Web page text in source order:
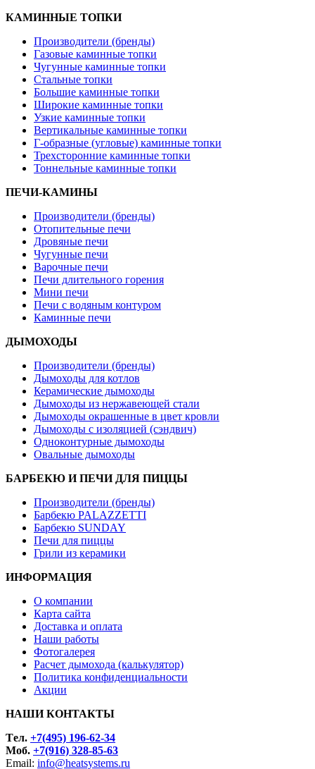
КАМИННЫЕ ТОПКИ
Производители (бренды)
Газовые каминные топки
Чугунные каминные топки
Стальные топки
Большие каминные топки
Широкие каминные топки
Узкие каминные топки
Вертикальные каминные топки
Г-образные (угловые) каминные топки
Трехсторонние каминные топки
Тоннельные каминные топки
ПЕЧИ-КАМИНЫ
Производители (бренды)
Отопительные печи
Дровяные печи
Чугунные печи
Варочные печи
Печи длительного горения
Мини печи
Печи с водяным контуром
Каминные печи
ДЫМОХОДЫ
Производители (бренды)
Дымоходы для котлов
Керамические дымоходы
Дымоходы из нержавеющей стали
Дымоходы окрашенные в цвет кровли
Дымоходы с изоляцией (сэндвич)
Одноконтурные дымоходы
Овальные дымоходы
БАРБЕКЮ И ПЕЧИ ДЛЯ ПИЦЦЫ
Производители (бренды)
Барбекю PALAZZETTI
Барбекю SUNDAY
Печи для пиццы
Грили из керамики
ИНФОРМАЦИЯ
О компании
Карта сайта
Доставка и оплата
Наши работы
Фотогалерея
Расчет дымохода (калькулятор)
Политика конфиденциальности
Акции
НАШИ КОНТАКТЫ
Tел. +7(495) 196-62-34
Моб. +7(916) 328-85-63
Email: info@heatsystems.ru